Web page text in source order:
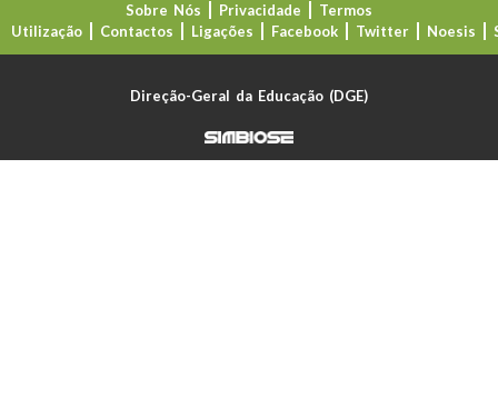
Sobre Nós Privacidade
Termos
Utilização
Contactos Ligações Facebook Twitter Noesis
Direção-Geral da Educação (DGE)